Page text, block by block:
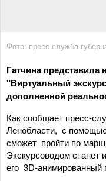
Фото: пресс-служба
Гатчина представила
"Виртуальный
дополненной
Как сообщает пресс-
Ленобласти, с
сможет пройти по
Экскурсоводом станет
его 3D-анимированный